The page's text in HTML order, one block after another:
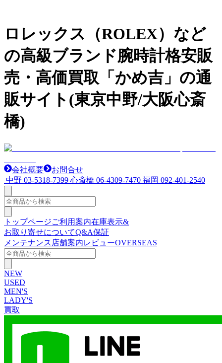
ロレックス（ROLEX）など
の高級ブランド腕時計格安販
売・高価買取「かめ吉」の通
販サイト(東京中野/大阪心斎
橋)
会社概要
お問合せ
中野 03-5318-7399 心斎橋 06-4309-7470 福岡 092-401-2540
トップページご利用案内在庫表示&
お取り寄せについてQ&A保証
メンテナンス 店舗案内レビューOVERSEAS
NEW
USED
MEN'S
LADY'S
買取